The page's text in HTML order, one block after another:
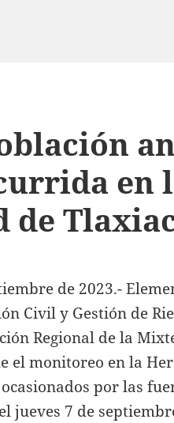
en
de
de 2023.-
Civil y Gestión de
Regional de la
el monitoreo en la
por las
jueves 7 de